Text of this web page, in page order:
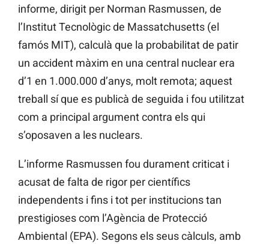
informe, dirigit per Norman Rasmussen, de
l’Institut Tecnològic de Massatchusetts (el
famós MIT), calculà que la probabilitat de patir
un accident màxim en una central nuclear era
d’1 en 1.000.000 d’anys, molt remota; aquest
treball sí que es publicà de seguida i fou utilitzat
com a principal argument contra els qui
s’oposaven a les nuclears.
L’informe Rasmussen fou durament criticat i
acusat de falta de rigor per científics
independents i fins i tot per institucions tan
prestigioses com l’Agència de Protecció
Ambiental (EPA). Segons els seus càlculs, amb